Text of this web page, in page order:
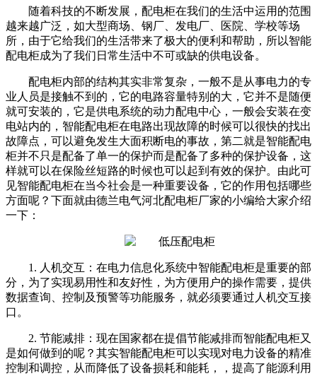
随着科技的不断发展， 配电柜在我们的生活中运用的范围
越来越广泛，如大型商场、钢厂、发电厂、医院、学校等场
所，由于它给我们的生活带来了极大的便利和帮助， 所以智能
配电柜成为了我们日常生活中不可或缺的供电设备。
配电柜内部的结构其实非常复杂，一般不是从事电力的专
业人员是接触不到的，它的电路容量特别的大，它并不是随便
就可安装的，它是供电系统的动力配电中心，一般会安装在变
电站内的，智能配电柜在电路出现故障的时候可以很快的找出
故障点，可以避免发生大面积断电的事故，第二就是智能配电
柜并不只是配备了单一的保护而是配备了多种的保护设备，这
样就可以在保险丝短路的时候也可以起到有效的保护。由此可
见智能配电柜在当今社会是一种重要设备，它的作用包括哪些
方面呢？下面就由德兰电气河北配电柜厂家的小编给大家介绍
一下：
1. 人机交互：在电力信息化系统中智能配电柜是重要的部
分，为了实现易用性和友好性，为方便用户的操作需要，提供
数据查询、控制及预警等功能服务，就必须要通过人机交互接
口。
2. 节能减排：现在国家都在提倡节能减排而智能配电柜又
是如何做到的呢？其实智能配电柜可以实现对电力设备的精准
控制和调控，从而降低了设备损耗和能耗，，提高了能源利用